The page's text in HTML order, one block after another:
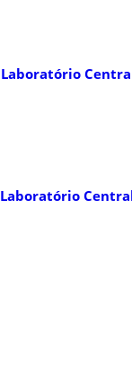
Laboratório
Laboratório